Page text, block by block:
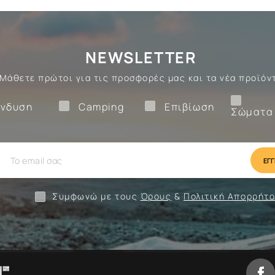
NEWSLETTER
Μάθετε πρώτοι για τις προσφορές μας και τα νέα
Επιβίωση
Επιβίωση
Camping
Camping
Ένδυση
Συμφωνώ με τους Όρους & Πολιτική